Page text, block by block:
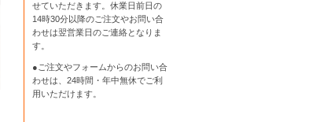
せていただきます。休業日前日の
14時30分以降のご注文やお問い合
わせは翌営業日のご連絡となりま
す。
●ご注文やフォームからのお問い合
わせは、 24時間・年中無休でご利
用いただけます。